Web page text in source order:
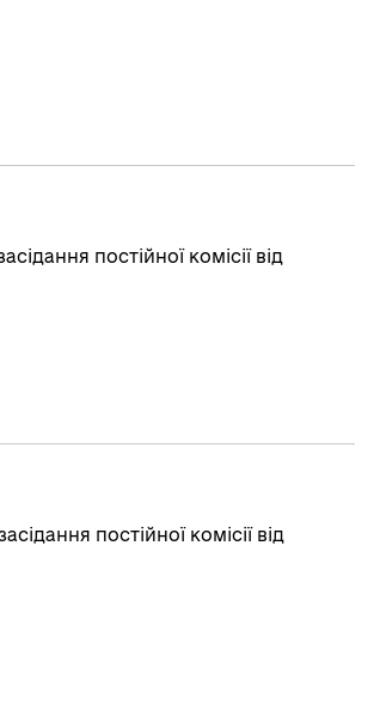
постійної комісії від
постійної комісії від